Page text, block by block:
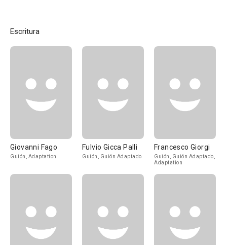
Escritura
Giovanni Fago
Guión, Adaptation
Fulvio Gicca Palli
Guión, Guión Adaptado
Francesco Giorgi
Guión, Guión Adaptado,
Adaptation